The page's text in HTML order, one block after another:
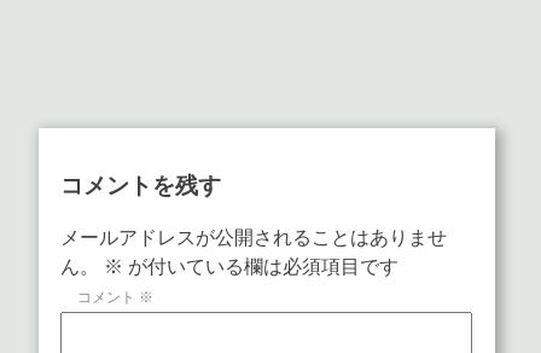
コメントを残す
メールアドレスが公開されることはありませ
ん。
※ が付いている欄は必須項目です
コメント ※